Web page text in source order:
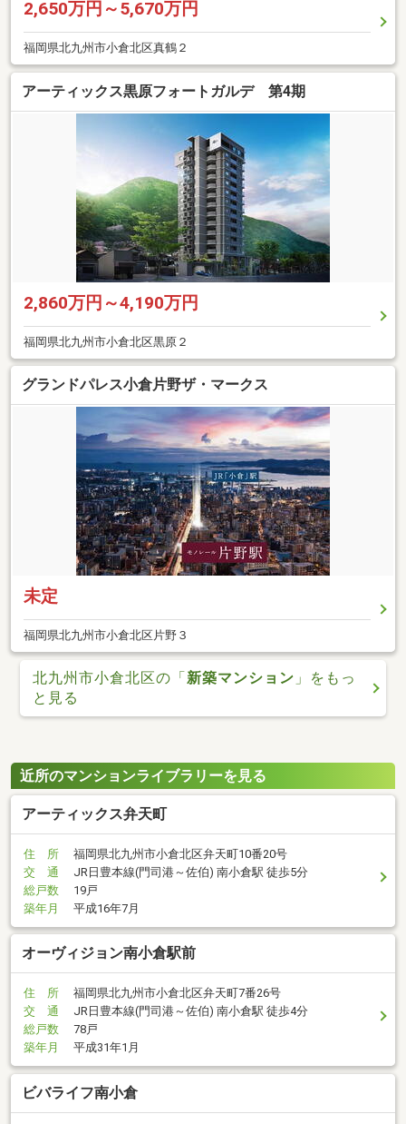
2,650万円～5,670万円
福岡県北九州市小倉北区真鶴２
アーティックス黒原フォートガルデ 第4期
2,860万円～4,190万円
福岡県北九州市小倉北区黒原２
グランドパレス小倉片野ザ・マークス
未定
福岡県北九州市小倉北区片野３
北九州市小倉北区の「新築マンション 」をもっ
と見る
近所のマンションライブラリーを見る
アーティックス弁天町
住 所
福岡県北九州市小倉北区弁天町10番20号
交 通
JR日豊本線(門司港～佐伯) 南小倉駅 徒歩5分
総戸数
19戸
築年月
平成16年7月
オーヴィジョン南小倉駅前
住 所
福岡県北九州市小倉北区弁天町7番26号
交 通
JR日豊本線(門司港～佐伯) 南小倉駅 徒歩4分
総戸数
78戸
築年月
平成31年1月
ビバライフ南小倉